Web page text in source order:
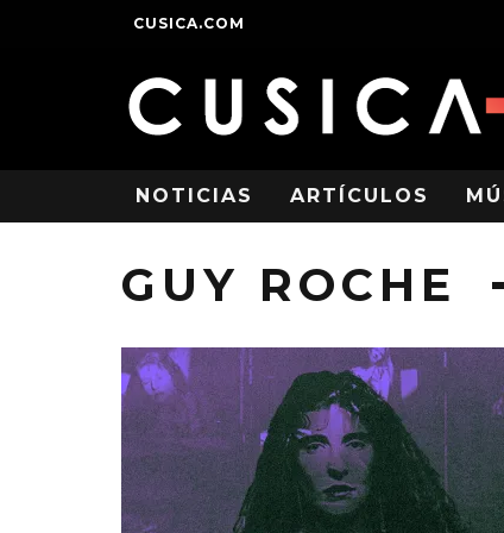
CUSICA.COM
NOTICIAS ARTÍCULOS
GUY ROCHE